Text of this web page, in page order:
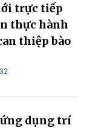
trực tiếp
thực hành
thiệp bào
ứng dụng trí